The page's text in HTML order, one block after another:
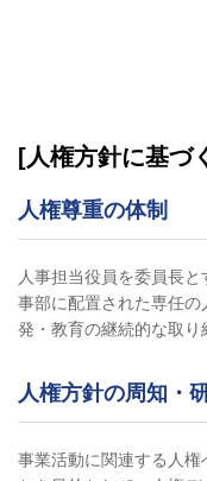
[人権方針に基づ
人権尊重の体制
人事担当役員を委員長
事部に配置された専任
発・教育の継続的な取り
人権方針の周知・
事業活動に関連する人権